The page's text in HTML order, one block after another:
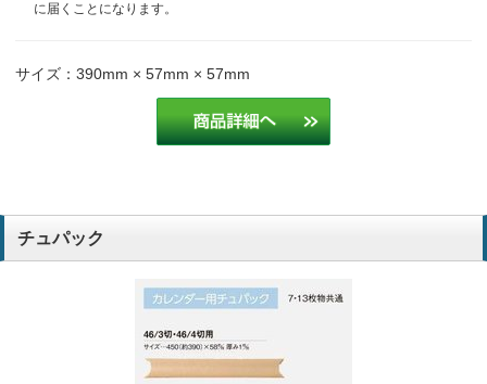
に届くことになります。
サイズ：390mm × 57mm × 57mm
チュパック